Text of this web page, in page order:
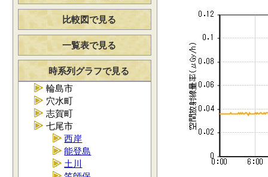
比較図で見る
一覧表で見る
時系列グラフで見る
輪島市
穴水町
志賀町
七尾市
西岸
能登島
土川